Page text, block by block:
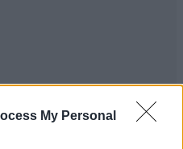
My Personal